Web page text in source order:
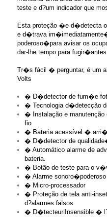
teste e d?um indicador que
Esta proteção �e d�detecta
e d�trava
poderoso�para avisar os
dar-lhe tempo para
Tr�s fácil � perguntar, é um
Volts
� D�detector de fum�e
� Tecnologia d�detecção
� Instalação e
fio
� Bateria acessível �
� D�detector de
� Automático alarme de
bateria.
� Botão de teste para o
� Alarme sonoro�poderoso
� Micro-processador
� Proteção de tela anti-
d?alarmes falsos
� D�tecteuriInsensible �